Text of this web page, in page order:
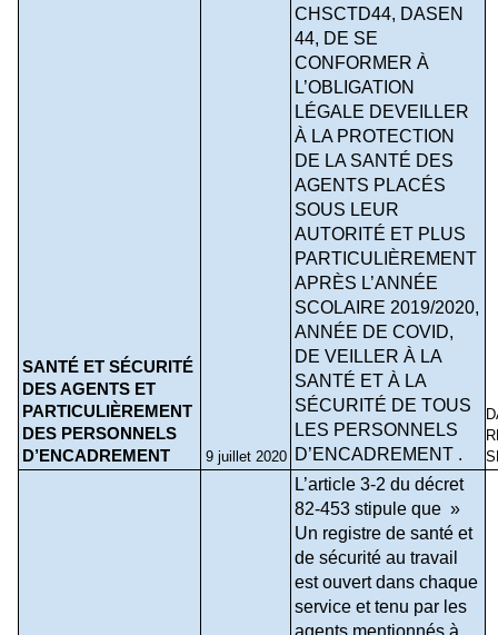
SANTÉ ET SÉCURITÉ
DES AGENTS ET
PARTICULIÈREMENT
DES PERSONNELS
D’ENCADREMENT
9 juillet 2020
CHSCTD44, DASEN
44, DE SE
CONFORMER À
L’OBLIGATION
LÉGALE DEVEILLER
À LA PROTECTION
DE LA SANTÉ DES
AGENTS PLACÉS
SOUS LEUR
AUTORITÉ ET PLUS
PARTICULIÈREMENT
APRÈS L’ANNÉE
SCOLAIRE 2019/2020,
ANNÉE DE COVID,
DE VEILLER À LA
SANTÉ ET À LA
SÉCURITÉ DE TOUS
LES PERSONNELS
D’ENCADREMENT .
L’article 3-2 du décret
82-453 stipule que  »
Un registre de santé et
de sécurité au travail
est ouvert dans chaque
service et tenu par les
agents mentionnés à